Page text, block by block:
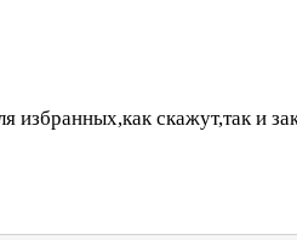
избранных,как скажут,так и